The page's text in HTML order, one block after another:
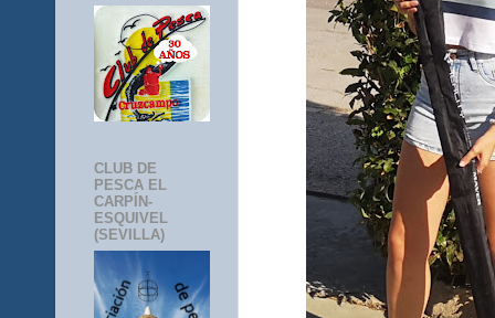
CLUB DE
PESCA EL
CARPÍN-
ESQUIVEL
(SEVILLA)